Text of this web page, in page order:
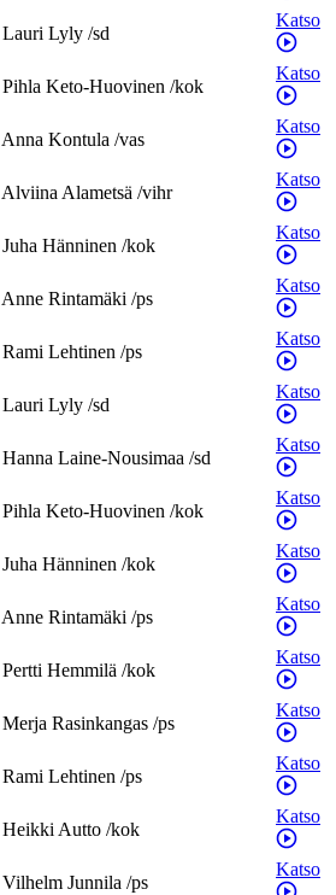
Lauri Lyly /sd
Katso
Pihla Keto-Huovinen /kok
Katso
Anna Kontula /vas
Katso
AlviinaAlametsä /vihr
Katso
Juha Hänninen /kok
Katso
Anne Rintamäki /ps
Katso
Rami Lehtinen /ps
Katso
Lauri Lyly /sd
Katso
Hanna Laine-Nousimaa /sd
Katso
Pihla Keto-Huovinen /kok
Katso
Juha Hänninen /kok
Katso
Anne Rintamäki /ps
Katso
Pertti Hemmilä /kok
Katso
Merja Rasinkangas /ps
Katso
Rami Lehtinen /ps
Katso
HeikkiAutto /kok
Katso
Vilhelm Junnila /ps
Katso